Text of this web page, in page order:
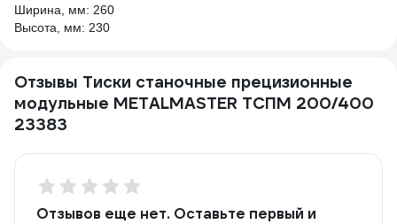
Ширина, мм: 260
Высота, мм: 230
Отзывы Тиски станочные прецизионные
модульные METALMASTER ТСПМ 200/400
23383
Отзывов еще нет. Оставьте первый и